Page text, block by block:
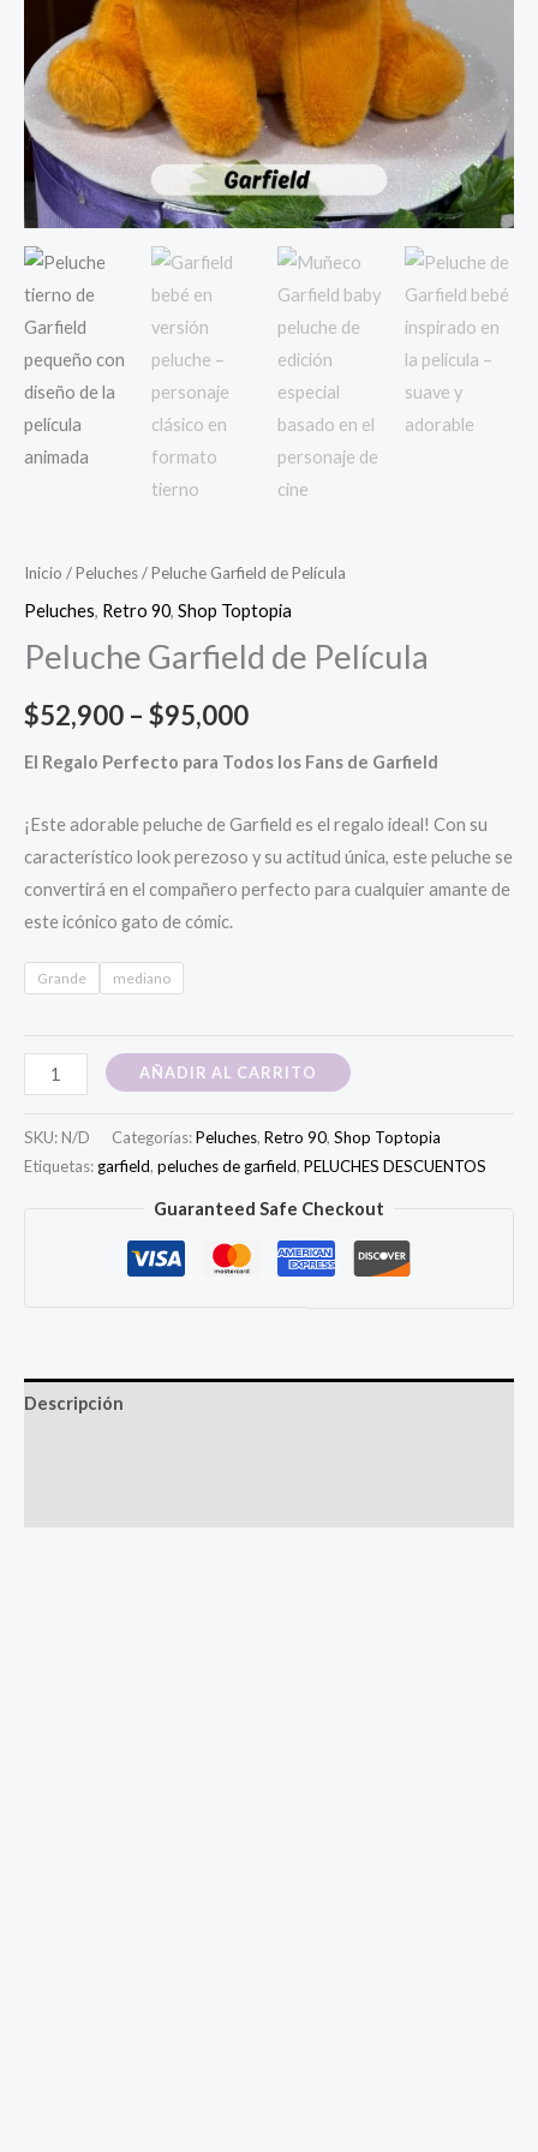
Inicio /Peluches/ Peluche Garfield de Película
Peluches, Retro 90, Shop Toptopia
Peluche Garfield de Película
$52,900 – $95,000Price
range:
$52,900
through
$95,000
El Regalo Perfecto para Todos los Fans de Garfield
¡Este adorable peluche de Garfield es el regalo ideal! Con su
característico look perezoso y su actitud única, este peluche se
convertirá en el compañero perfecto para cualquier amante de
este icónico gato de cómic.
Grande mediano
Peluche
Garfield
de
Película
AÑADIR AL CARRITO
SKU: N/D Categorías:Peluches, Retro 90, Shop Toptopia
Etiquetas: garfield, peluches de garfield, PELUCHES DESCUENTOS
Guaranteed Safe Checkout
Descripción